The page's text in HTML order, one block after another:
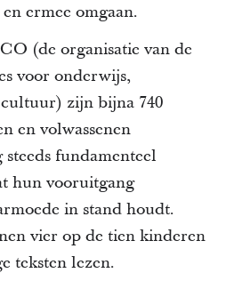
ermee omgaan.
(de organisatie van de
voor onderwijs,
zijn bijna 740
en volwassenen
fundamenteel
hun vooruitgang
in stand houdt.
vier op de tien kinderen
teksten lezen.